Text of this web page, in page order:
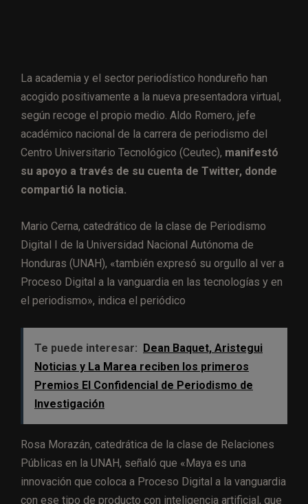
La academia y el sector periodístico hondureño han
acogido positivamente a la nueva presentadora virtual,
según recoge el propio medio. Aldo Romero, jefe
académico nacional de la carrera de periodismo del
Centro Universitario Tecnológico (Ceutec), manifestó
su apoyo a través de su cuenta de Twitter, donde
compartió la noticia.
Mario Cerna, catedrático de la clase de Periodismo
Digital I de la Universidad Nacional Autónoma de
Honduras (UNAH), «también expresó su orgullo al ver a
Proceso Digital a la vanguardia en las tecnologías y en
el periodismo», indica el periódico
Te puede interesar: Dean Baquet, Aristegui
Noticias y La Marea reciben los primeros
Premios El Confidencial de Periodismo de
Investigación
Rosa Morazán, catedrática de la clase de Relaciones
Públicas en la UNAH, señaló que «Maya es una
innovación que coloca a Proceso Digital a la vanguardia
con ese tipo de producto con inteligencia artificial, que